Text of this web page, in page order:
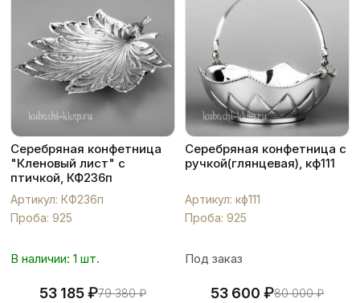
Серебряная конфетница
"Кленовый лист" с
птичкой, КФ236п
Артикул: КФ236п
Проба: 925
В наличии: 1 шт.
53 185₽79 380₽
Серебряная конфетница с
ручкой(глянцевая), кф111
Артикул: кф111
Проба: 925
Под заказ
53 600 ₽80 000₽